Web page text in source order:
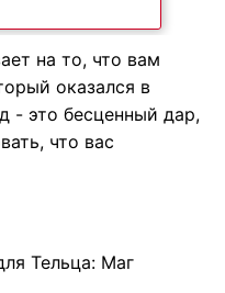
на то, что вам
оказался в
- это бесценный дар,
что вас
Тельца: Маг